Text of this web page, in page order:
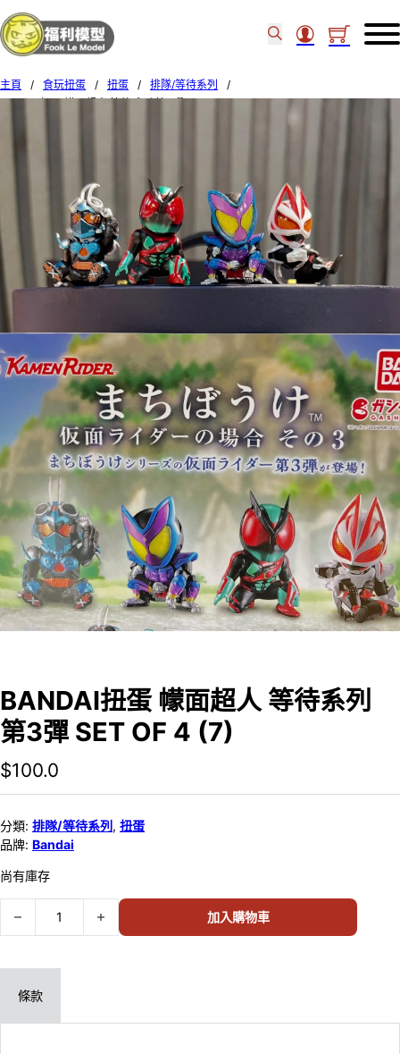
主頁 / 食玩扭蛋 / 扭蛋 / 排隊/等待系列
/
BANDAI扭蛋 幪面超人 等待系列
第3彈 SET OF 4 (7)
$100.0
分類: 排隊/等待系列 , 扭蛋
品牌: Bandai
尚有庫存
BANDAI扭蛋 幪面超人 等待系列 第3彈 SET OF 4 (7) 數量
加入購物車
條款